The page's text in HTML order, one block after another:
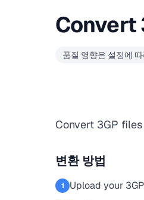
Convert
품질 영향은 설정에
Convert 3GP
변환 방법
1 Upload your